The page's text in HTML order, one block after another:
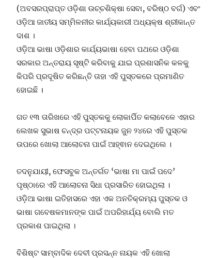
(ଅବସରପ୍ରାପ୍ତ ଓଡ଼ିଶା ଉଚ୍ଚଶିକ୍ଷା ସେବା, ବରିଷ୍ଠ ବର୍ଗ) ଏବଂ
ଓଡ଼ିଆ ଜାତୀୟ ସମ୍ମିଳନୀର କାର୍ଯ୍ୟକାରୀ ଅଧ୍ୟକ୍ଷ ଶ୍ରୀକାନ୍ତ
ଦାଶ ।
ଓଡ଼ିଆ ଭାଷା ଓଡ଼ିଶାର କାର୍ଯ୍ୟଭାଷା ହେବା ପଥରେ ଓଡ଼ିଶା
ସରକାର ଅନ୍ତରାୟ ସୃଷ୍ଟି କରିବାକୁ ଯାଇ ପ୍ରଶାସନିକ କଳକୁ
କିପରି ପ୍ରଦୂଷିତ କରିଛନ୍ତି ତାହା ଏହି ପୁସ୍ତକରେ ପ୍ରମାଣିତ
ହୋଇଛି ।
ଗତ ୧୩ ତାରିଖରେ ଏହି ପୁସ୍ତକକୁ ଲୋକାର୍ପିତ କଲାବେଳେ ଏହାର
ଲେଖକ ସୁଭାଷ ଚନ୍ଦ୍ର ପଟ୍ଟନାୟକ ଜୁନ ୨୪ରେ ଏହି ପୁସ୍ତକ
ଉପରେ ଖୋଲା ଆଲୋଚନା ପାଇଁ ଆହ୍ଵାନ ଦେଇଥିଲେ ।
ତଦନୁଯାୟୀ, ଫେସବୁକ ଅନ୍ତର୍ଗତ ‘ଭାଷା ମା ପାଇଁ ପଦେ’
ପୃଷ୍ଠାରେ ଏହି ଆଲୋଚନା ସିଧା ପ୍ରସାରିତ ହୋଇଥିଲା ।
ଓଡ଼ିଆ ଭାଷା ଇତିହାସରେ ଏହା ଏକ ଅନତିକ୍ରମ୍ୟ ପୁସ୍ତକ ଓ
ଭାଷା ଗବେଷକମାନଙ୍କ ପାଇଁ ଅପରିହାର୍ଯ୍ୟ ବୋଲି ମତ
ପ୍ରକାଶ ପାଇଥିଲା ।
ବିଶିଷ୍ଟ ସାମ୍ବାଦିକ ଦେବୀ ପ୍ରସନ୍ନ ନାୟକ ଏହି ଖୋଲା